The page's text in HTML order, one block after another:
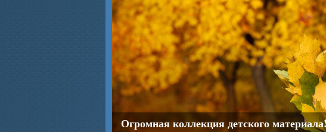
Огромная коллекция детского